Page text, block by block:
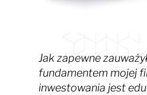
Jak zapewne
fundamentem mojej
inwestowania jest